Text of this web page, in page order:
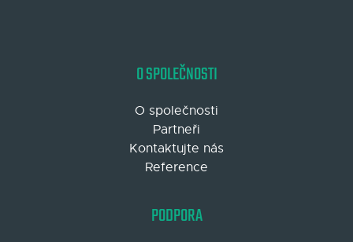
O SPOLEČNOSTI
O společnosti
Partneři
Kontaktujte nás
Reference
PODPORA